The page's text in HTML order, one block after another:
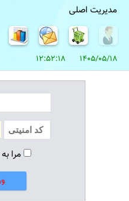
مدیریت اصلی
1405/05/18 12:52:18
مرا